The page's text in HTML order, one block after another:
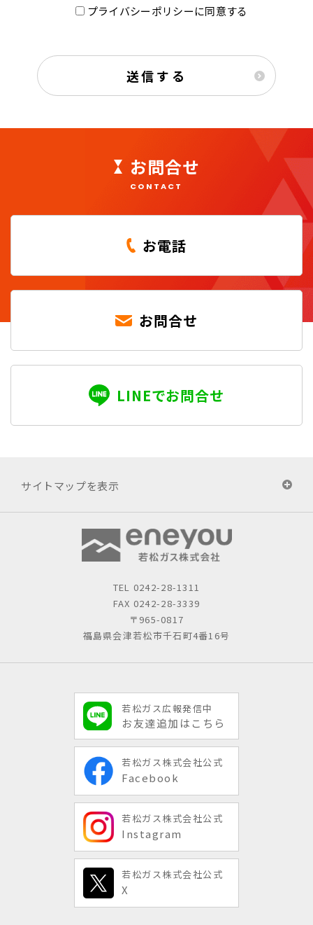
に
プライバシーポリシーに同意する
お問合せ
CONTACT
お電話
お問合せ
LINEでお問合せ
サイトマップを表示
TEL 0242-28-1311
FAX 0242-28-3339
〒965-0817
福島県会津若松市千石町4番16号
若松ガス広報発信中
お友達追加はこちら
若松ガス株式会社公式
Facebook
若松ガス株式会社公式
Instagram
若松ガス株式会社公式
X